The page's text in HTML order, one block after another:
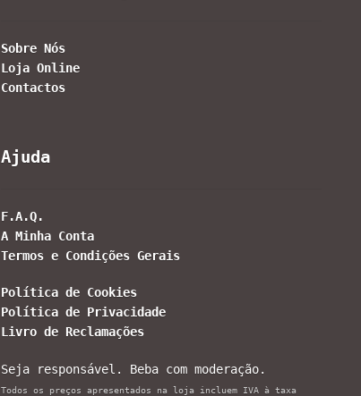
Sobre Nós
Loja Online
Contactos
Ajuda
F.A.Q.
A Minha Conta
Termos e Condições Gerais
Política de Cookies
Política de Privacidade
Livro de Reclamações
Seja responsável. Beba com moderação.
Todos os preços apresentados na loja incluem IVA à taxa